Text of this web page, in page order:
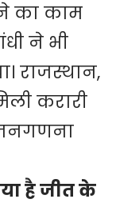
का काम
ने भी
राजस्थान,
करारी
है जीत के